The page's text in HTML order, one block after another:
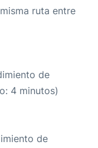
ruta entre
de
4 minutos)
de